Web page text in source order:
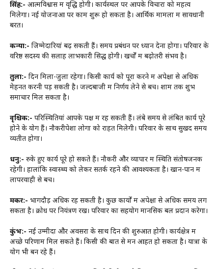
सिंह:- आत्मविश्वास में वृद्धि होगी। कार्यस्थल पर आपके विचारों को महत्व
मिलेगा। नई योजनाओं पर काम शुरू हो सकता है। आर्थिक मामलों में सावधानी
बरतें।
कन्या:- जिम्मेदारियां बढ़ सकती हैं। समय प्रबंधन पर ध्यान देना होगा। परिवार के
वरिष्ठ सदस्य की सलाह लाभकारी सिद्ध होगी। खर्चों में बढ़ोतरी संभव है।
तुला:- दिन मिला-जुला रहेगा। किसी कार्य को पूरा करने में अपेक्षा से अधिक
मेहनत करनी पड़ सकती है। जल्दबाजी में निर्णय लेने से बचें। शाम तक शुभ
समाचार मिल सकता है।
वृश्चिक:- परिस्थितियां आपके पक्ष में रह सकती हैं। लंबे समय से लंबित कार्य पूरे
होने के योग हैं। नौकरीपेशा लोगों को राहत मिलेगी। परिवार के साथ सुखद समय
व्यतीत होगा।
धनु:- रुके हुए कार्य पूरे हो सकते हैं। नौकरी और व्यापार में स्थिति संतोषजनक
रहेगी। हालांकि स्वास्थ्य को लेकर सतर्क रहने की आवश्यकता है। खान-पान में
लापरवाही से बचें।
मकर:- भागदौड़ अधिक रह सकती है। कुछ कार्यों में अपेक्षा से अधिक समय लग
सकता है। क्रोध पर नियंत्रण रखें। परिवार का सहयोग मानसिक बल प्रदान करेगा।
कुंभ:- नई उम्मीदों और अवसरों के साथ दिन की शुरुआत होगी। कार्यक्षेत्र में
अच्छे परिणाम मिल सकते हैं। किसी की बात से मन आहत हो सकता है। यात्रा के
योग भी बन रहे हैं।